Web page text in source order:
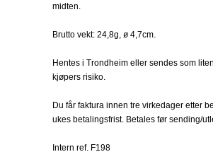
midten.
Brutto vekt: 24,8g, ø 4,7cm.
Hentes i Trondheim eller sendes som
kjøpers risiko.
Du får faktura innen tre virkedager etter
ukes betalingsfrist. Betales før sending/
Intern ref. F198